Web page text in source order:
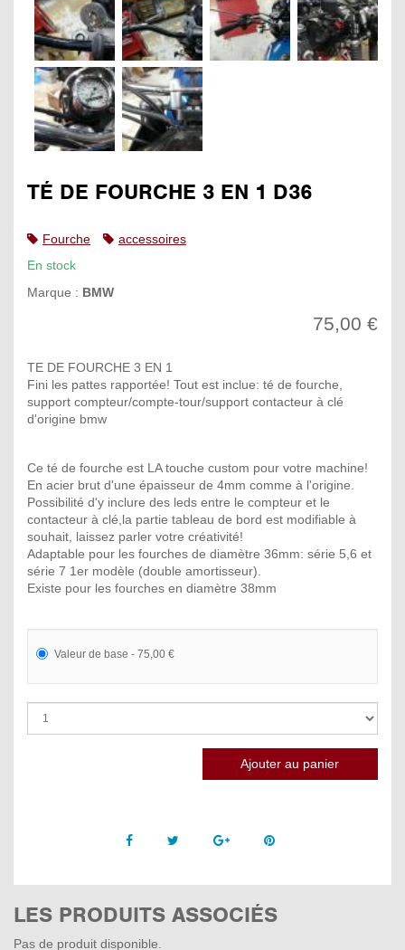
TÉ DE FOURCHE 3 EN 1 D36
Fourche
accessoires
En stock
Marque : BMW
75,00 €
TE DE FOURCHE 3 EN 1
Fini les pattes rapportée! Tout est inclue: té de fourche,
support compteur/compte-tour/support contacteur à clé
d'origine bmw
Ce té de fourche est LA touche custom pour votre machine!
En acier brut d'une épaisseur de 4mm comme à l'origine.
Possibilité d'y inclure des leds entre le compteur et le
contacteur à clé,la partie tableau de bord est modifiable à
souhait, laissez parler votre créativité!
Adaptable pour les fourches de diamètre 36mm: série 5,6 et
série 7 1er modèle (double amortisseur).
Existe pour les fourches en diamètre 38mm
Valeur de base - 75,00 €
Facebook Twitter Google +Pinterest
LES PRODUITS ASSOCIÉS
Pas de produit disponible.